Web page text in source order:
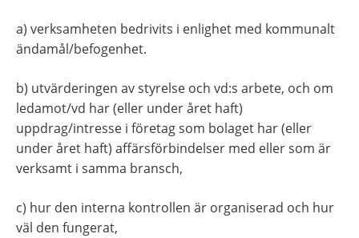
a) verksamheten bedrivits i enlighet med kommunalt
ändamål/befogenhet.
b) utvärderingen av styrelse och vd:s arbete, och om
ledamot/vd har (eller under året haft)
uppdrag/intresse i företag som bolaget har (eller
under året haft) affärsförbindelser med eller som är
verksamt i samma bransch,
c) hur den interna kontrollen är organiserad och hur
väl den fungerat,